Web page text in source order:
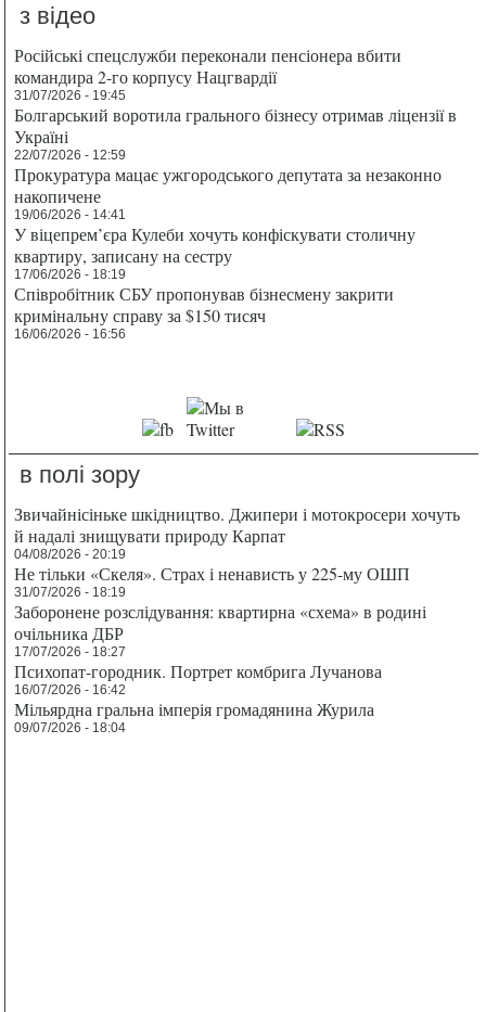
з відео
Російські спецслужби переконали пенсіонера вбити
командира 2-го корпусу Нацгвардії
31/07/2026 - 19:45
Болгарський воротила грального бізнесу отримав ліцензії в
Україні
22/07/2026 - 12:59
Прокуратура мацає ужгородського депутата за незаконно
накопичене
19/06/2026 - 14:41
У віцепрем’єра Кулеби хочуть конфіскувати столичну
квартиру, записану на сестру
17/06/2026 - 18:19
Співробітник СБУ пропонував бізнесмену закрити
кримінальну справу за $150 тисяч
16/06/2026 - 16:56
в полі зору
Звичайнісіньке шкідництво. Джипери і мотокросери хочуть
й надалі знищувати природу Карпат
04/08/2026 - 20:19
Не тільки «Скеля». Страх і ненависть у 225-му ОШП
31/07/2026 - 18:19
Заборонене розслідування: квартирна «схема» в родині
очільника ДБР
17/07/2026 - 18:27
Психопат-городник. Портрет комбрига Лучанова
16/07/2026 - 16:42
Мільярдна гральна імперія громадянина Журила
09/07/2026 - 18:04